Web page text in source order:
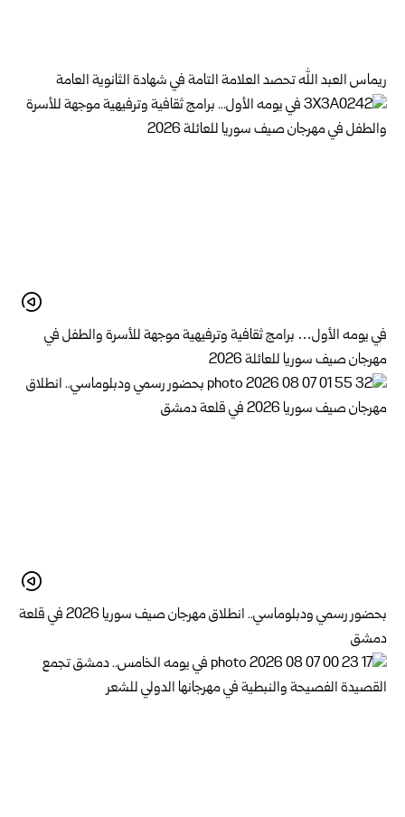
ريماس العبد الله تحصد العلامة التامة في شهادة الثانوية العامة
في يومه الأول… برامج ثقافية وترفيهية موجهة للأسرة والطفل في
مهرجان صيف سوريا للعائلة 2026
بحضور رسمي ودبلوماسي.. انطلاق مهرجان صيف سوريا 2026 في قلعة
دمشق